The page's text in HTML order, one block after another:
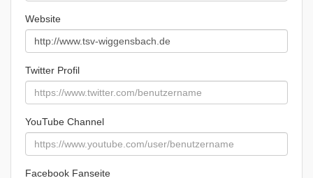
Website
Twitter Profil
YouTube Channel
Facebook Fanseite